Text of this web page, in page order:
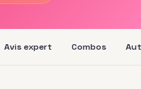
Avis expert Combos